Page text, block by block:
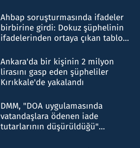
Ahbap soruşturmasında ifadeler
birbirine girdi: Dokuz şüphelinin
ifadelerinden ortaya çıkan tablo
Ankara'da bir kişinin 2 milyon
lirasını gasp eden şüpheliler
Kırıkkale'de yakalandı
DMM, "DOA uygulamasında
vatandaşlara ödenen iade
tutarlarının düşürüldüğü"